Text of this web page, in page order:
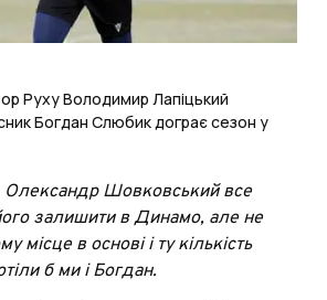
Руху Володимир Лапіцький
Богдан Слюбик дограє сезон у
Олександр Шовковський все
залишити в Динамо, але не
місце в основі і ту кількість
б ми і Богдан.